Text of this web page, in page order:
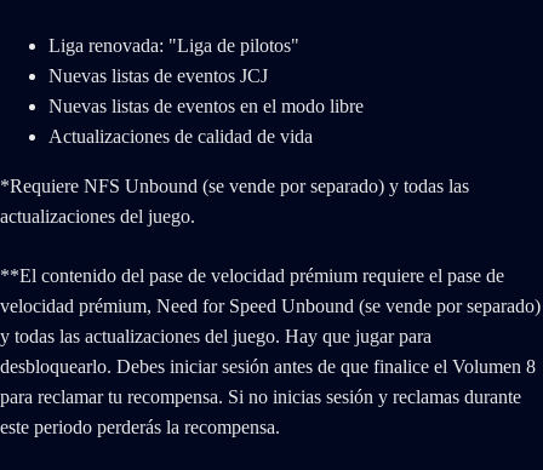
Liga renovada: "Liga de pilotos"
Nuevas listas de eventos JCJ
Nuevas listas de eventos en el modo libre
Actualizaciones de calidad de vida
*Requiere NFS Unbound (se vende por separado) y todas las
actualizaciones del juego.
**El contenido del pase de velocidad prémium requiere el pase de
velocidad prémium, Need for Speed Unbound (se vende por separado)
y todas las actualizaciones del juego. Hay que jugar para
desbloquearlo. Debes iniciar sesión antes de que finalice el Volumen 8
para reclamar tu recompensa. Si no inicias sesión y reclamas durante
este periodo perderás la recompensa.